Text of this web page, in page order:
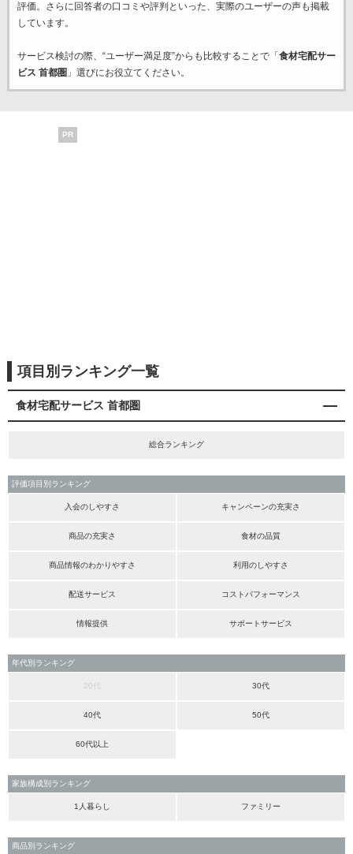
評価。さらに回答者の口コミや評判といった、実際のユーザーの声も掲載
しています。
サービス検討の際、“ユーザー満足度”からも比較することで「 食材宅配サー
ビス 首都圏 」選びにお役立てください。
PR
項目別ランキング一覧
食材宅配サービス 首都圏
総合ランキング
評価項目別ランキング
入会のしやすさ キャンペーンの充実さ
商品の充実さ 食材の品質
商品情報のわかりやすさ 利用のしやすさ
配送サービス コストパフォーマンス
情報提供 サポートサービス
年代別ランキング
20代 30代
40代 50代
60代以上
家族構成別ランキング
1人暮らし ファミリー
商品別ランキング